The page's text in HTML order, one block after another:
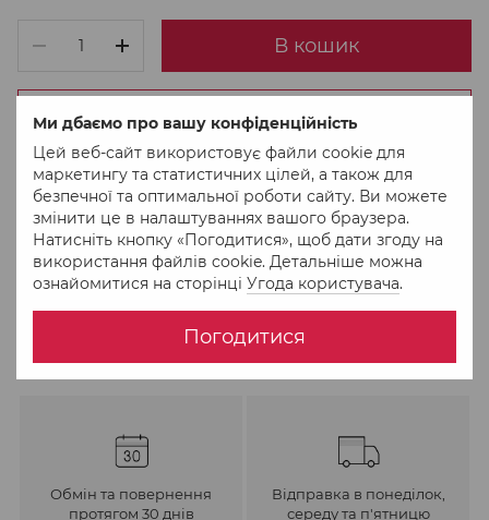
Ми дбаємо про вашу конфіденційність
Цей веб-сайт використовує файли cookie для
маркетингу та статистичних цілей, а також для
безпечної та оптимальної роботи сайту. Ви можете
змінити це в налаштуваннях вашого браузера.
Натисніть кнопку «Погодитися», щоб дати згоду на
використання файлів cookie. Детальніше можна
ознайомитися на сторінці Угода користувача.
Погодитися
В кошик
Придбати в 1 клік
До обраного Порівняти
Обмін та повернення
протягом 30 днів
Відправка в понеділок,
середу та п'ятницю